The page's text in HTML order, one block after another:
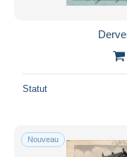
Statut
Nouveau